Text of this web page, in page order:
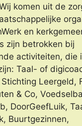
komen uit de
en
zijn betrokken bij
activiteiten, die
Taal- of
Leergeld,
& Co,
DoorGeefLuik,
Buurtgezinnen,